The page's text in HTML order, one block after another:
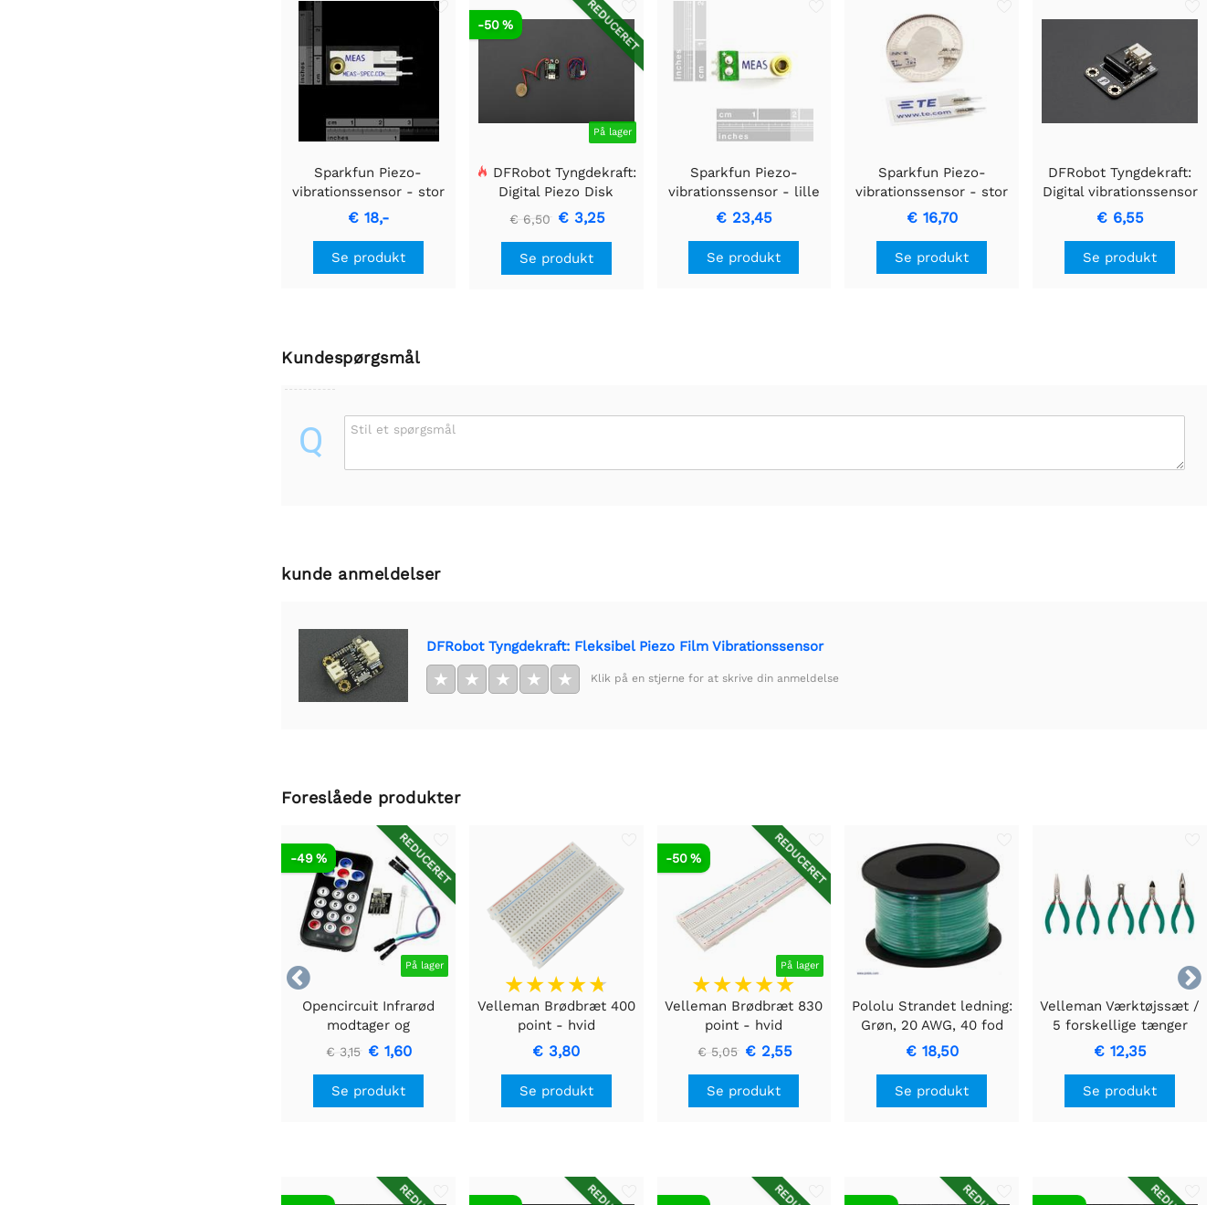
Sparkfun Piezo-
vibrationssensor - stor
med masse
€ 18,-
Se produkt
REDUCERET
På lager
-50 %
DFRobot Tyngdekraft:
Digital Piezo Disk
Vibrationssensor
€ 6,50 € 3,25
Se produkt
Sparkfun Piezo-
vibrationssensor - lille
vandret
€ 23,45
Se produkt
Sparkfun Piezo-
vibrationssensor - stor
€ 16,70
Se produkt
DFRobot Tyngdekraft:
Digital vibrationssensor
€ 6,55
Se produkt
Kundespørgsmål
Q Stil et spørgsmål
kunde anmeldelser
DFRobot Tyngdekraft: Fleksibel Piezo Film Vibrationssensor
★ ★ ★ ★ ★ Klik på en stjerne for at skrive din anmeldelse
Foreslåede produkter


REDUCERET
På lager
-49 %
Opencircuit Infrarød
modtager og
fjernbetjeningssæt
€ 3,15 € 1,60
Se produkt
Velleman Brødbræt 400
point - hvid
€ 3,80
Se produkt
REDUCERET
På lager
-50 %
Velleman Brødbræt 830
point - hvid
€ 5,05 € 2,55
Se produkt
Pololu Strandet ledning:
Grøn, 20 AWG, 40 fod
€ 18,50
Se produkt
Velleman Værktøjssæt /
5 forskellige tænger
€ 12,35
Se produkt